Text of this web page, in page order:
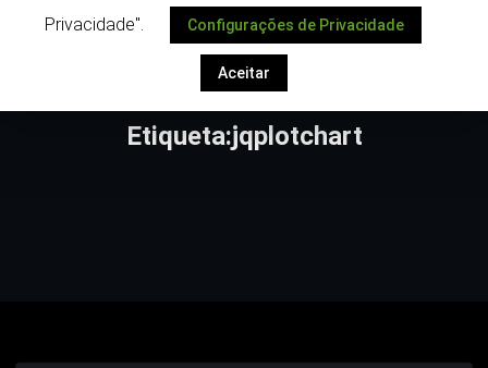
Etiqueta:jqplotchart
Privacidade".
Configurações de Privacidade
Aceitar